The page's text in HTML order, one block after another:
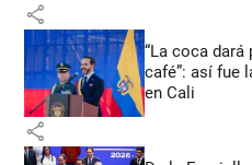
share
“La coca dará
café”: así fue
en Cali
share